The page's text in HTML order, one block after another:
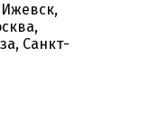
Ижевск,
Санкт-